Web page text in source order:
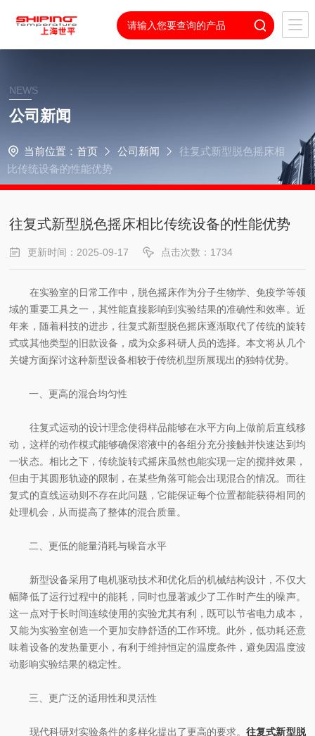
NEWS
公司新闻
当前位置： 首页 公司新闻
往复式新型脱色摇床相
比传统设备的性能优势
往复式新型脱色摇床相比传统设备的性能优势
更新时间：2025-09-17 点击次数：1734
在实验室的日常工作中，脱色摇床作为分子生物学、免疫学等领
域的重要工具之一，其性能直接影响到实验结果的准确性和效率。近
年来，随着科技的进步，往复式新型脱色摇床逐渐取代了传统的旋转
式或其他类型的旧款设备，成为众多科研人员的选择。本文将从几个
关键方面探讨这种新型设备相较于传统机型所展现出的独特优势。
一、更高的混合均匀性
往复式运动的设计理念使得样品能够在水平方向上做前后直线移
动，这样的动作模式能够确保溶液中的各组分充分接触并快速达到均
一状态。相比之下，传统旋转式摇床虽然也能实现一定的搅拌效果，
但由于其圆形轨迹的限制，在某些角落可能会出现混合的情况。而往
复式的直线运动则不存在此问题，它能保证每个位置都能获得相同的
处理机会，从而提高了整体的混合质量。
二、更低的能量消耗与噪音水平
新型设备采用了电机驱动技术和优化后的机械结构设计，不仅大
幅降低了运行过程中的能耗，同时也显著减少了工作时产生的噪声。
这一点对于长时间连续使用的实验尤其有利，既可以节省电力成本，
又能为实验室创造一个更加安静舒适的工作环境。此外，低功耗还意
味着设备的发热量更小，有利于维持恒定的温度条件，避免因温度波
动影响实验结果的稳定性。
三、更广泛的适用性和灵活性
现代科研对实验条件的多样化提出了更高的要求。往复式新型脱